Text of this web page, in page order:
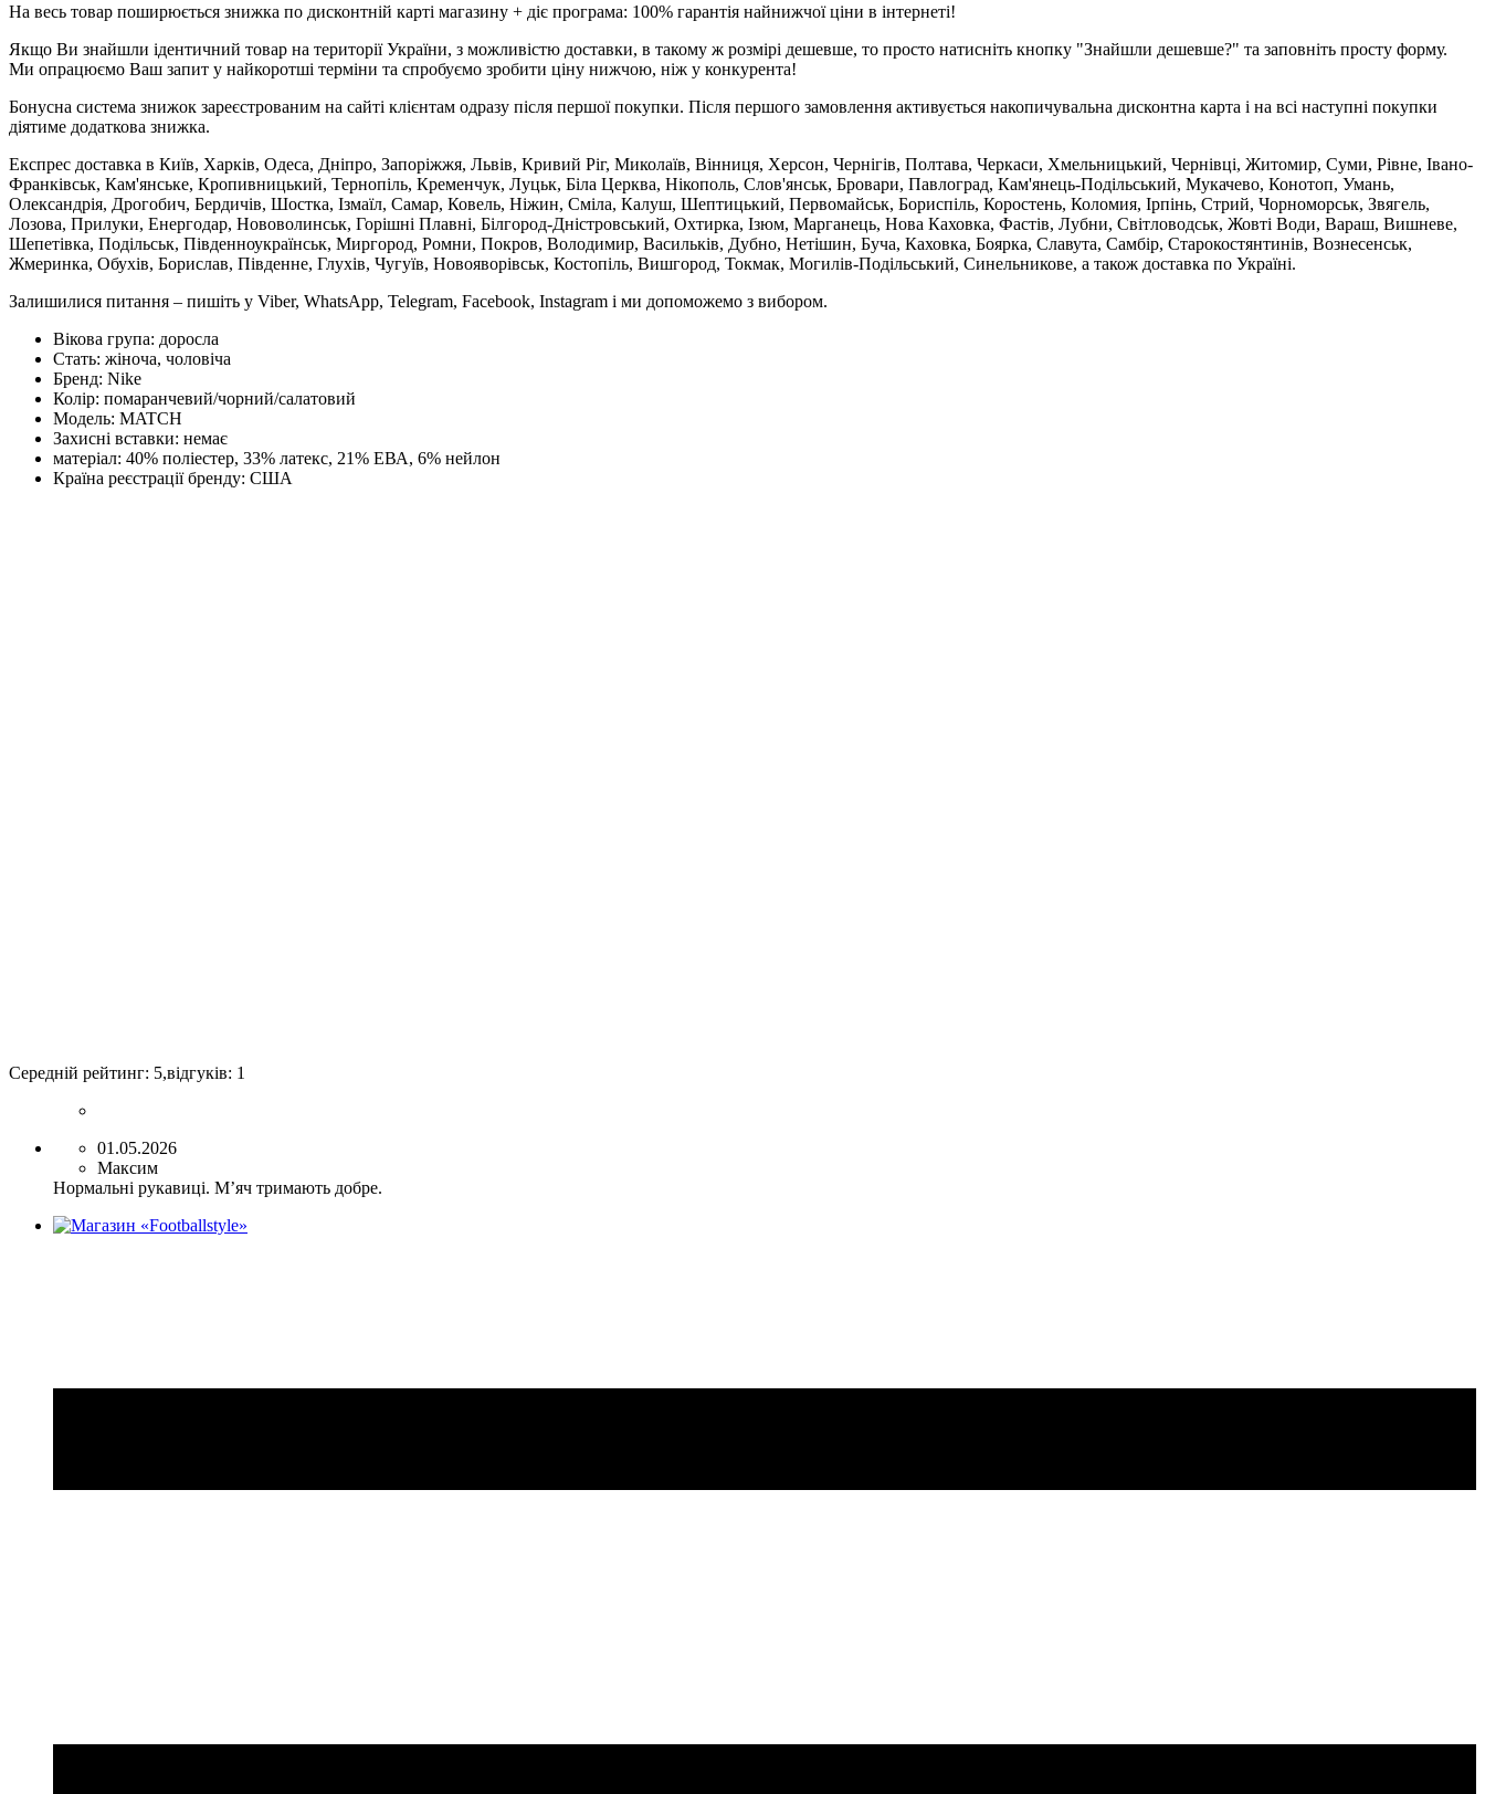
На весь товар поширюється знижка по дисконтній карті магазину + діє програма: 100% гарантія найнижчої ціни в інтернеті!
Якщо Ви знайшли ідентичний товар на території України, з можливістю доставки, в такому ж розмірі дешевше, то просто натисніть кнопку "Знайшли дешевше?" та заповніть просту форму.
Ми опрацюємо Ваш запит у найкоротші терміни та спробуємо зробити ціну нижчою, ніж у конкурента!
Бонусна система знижок зареєстрованим на сайті клієнтам одразу після першої покупки. Після першого замовлення активується накопичувальна дисконтна карта і на всі наступні покупки
діятиме додаткова знижка.
Експрес доставка в Київ, Харків, Одеса, Дніпро, Запоріжжя, Львів, Кривий Ріг, Миколаїв, Вінниця, Херсон, Чернігів, Полтава, Черкаси, Хмельницький, Чернівці, Житомир, Суми, Рівне, Івано-
Франківськ, Кам'янське, Кропивницький, Тернопіль, Кременчук, Луцьк, Біла Церква, Нікополь, Слов'янськ, Бровари, Павлоград, Кам'янець-Подільський, Мукачево, Конотоп, Умань,
Олександрія, Дрогобич, Бердичів, Шостка, Ізмаїл, Самар, Ковель, Ніжин, Сміла, Калуш, Шептицький, Первомайськ, Бориспіль, Коростень, Коломия, Ірпінь, Стрий, Чорноморськ, Звягель,
Лозова, Прилуки, Енергодар, Нововолинськ, Горішні Плавні, Білгород-Дністровський, Охтирка, Ізюм, Марганець, Нова Каховка, Фастів, Лубни, Світловодськ, Жовті Води, Вараш, Вишневе,
Шепетівка, Подільськ, Південноукраїнськ, Миргород, Ромни, Покров, Володимир, Васильків, Дубно, Нетішин, Буча, Каховка, Боярка, Славута, Самбір, Старокостянтинів, Вознесенськ,
Жмеринка, Обухів, Борислав, Південне, Глухів, Чугуїв, Новояворівськ, Костопіль, Вишгород, Токмак, Могилів-Подільський, Синельникове, а також доставка по Україні.
Залишилися питання – пишіть у Viber, WhatsApp, Telegram, Facebook, Instagram і ми допоможемо з вибором.
Вікова група: доросла
Стать: жіноча, чоловіча
Бренд: Nike
Колір: помаранчевий/чорний/салатовий
Модель: MATCH
Захисні вставки: немає
матеріал: 40% поліестер, 33% латекс, 21% ЕВА, 6% нейлон
Країна реєстрації бренду: США
Середній рейтинг: 5,відгуків: 1
01.05.2026
Максим
Нормальні рукавиці. Мʼяч тримають добре.